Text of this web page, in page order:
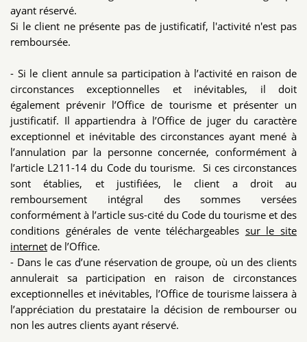
ayant réservé.
Si le client ne présente pas de justificatif, l'activité n'est pas
remboursée.
- Si le client annule sa participation à l’activité en raison de
circonstances exceptionnelles et inévitables, il doit
également prévenir l’Office de tourisme et présenter un
justificatif. Il appartiendra à l’Office de juger du caractère
exceptionnel et inévitable des circonstances ayant mené à
l’annulation par la personne concernée, conformément à
l’article L211-14 du Code du tourisme. Si ces circonstances
sont établies, et justifiées, le client a droit au
remboursement intégral des sommes versées
conformément à l’article sus-cité du Code du tourisme et des
conditions générales de vente téléchargeables sur le site
internetde l’Office.
- Dans le cas d’une réservation de groupe, où un des clients
annulerait sa participation en raison de circonstances
exceptionnelles et inévitables, l’Office de tourisme laissera à
l’appréciation du prestataire la décision de rembourser ou
non les autres clients ayant réservé.